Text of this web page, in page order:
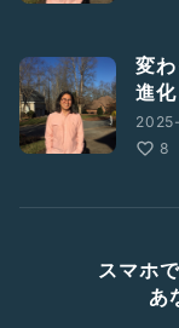
変
進
8
スマホ
あ